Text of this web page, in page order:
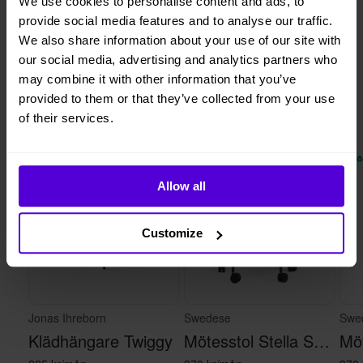
provide social media features and to analyse our traffic.
We also share information about your use of our site with
our social media, advertising and analytics partners who
may combine it with other information that you’ve
provided to them or that they’ve collected from your use
of their services.
Allow all
Customize
Helt flexibelt
1 månads
uppsägningstid
Liknande produkter
Jonas Ihreborn
Klädhängare Twiggy
Swedese
Mötesstol Stella Svart